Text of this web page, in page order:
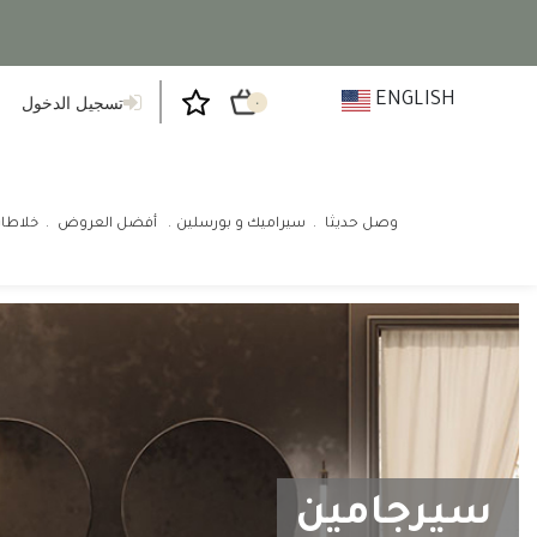
تسجيل الدخول ٠ ENGLISH
وصل حديثا سيراميك و بورسلين أفضل العروض
سيرجامين